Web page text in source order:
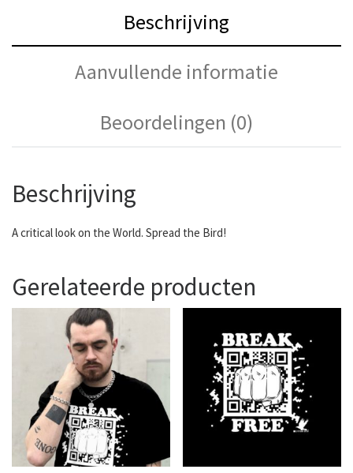
Beschrijving
Aanvullende informatie
Beoordelingen (0)
Beschrijving
A critical look on the World. Spread the Bird!
Gerelateerde producten